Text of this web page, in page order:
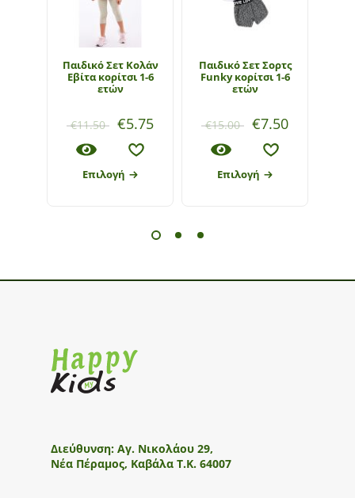
Παιδικό Σετ Κολάν
Εβίτα κορίτσι 1-6
ετών
€11.50 €5.75
Επιλογή
Παιδικό Σετ Σορτς
Funky κορίτσι 1-6
ετών
€15.00 €7.50
Επιλογή
Διεύθυνση: Αγ. Νικολάου 29,
Νέα Πέραμος, Καβάλα Τ.Κ. 64007